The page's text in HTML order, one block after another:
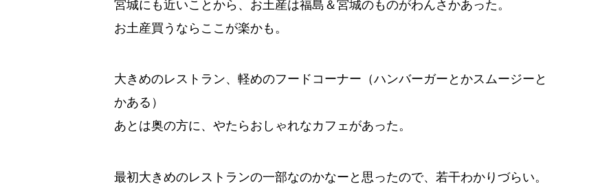
お土産買うならここが楽かも。
大きめのレストラン、軽めのフードコーナー（ハンバーガーとかスムージーと
かある）
あとは奥の方に、やたらおしゃれなカフェがあった。
最初大きめのレストランの一部なのかなーと思ったので、若干わかりづらい。